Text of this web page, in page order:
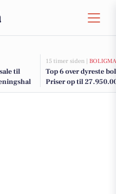
til
15 timer siden |
Top 6 over dyreste
Priser op til